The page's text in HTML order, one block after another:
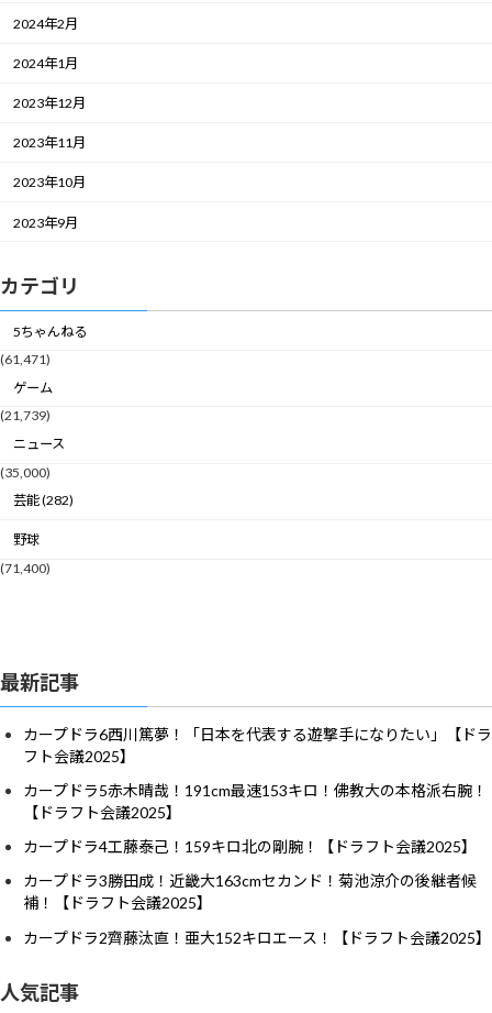
2024年2月
2024年1月
2023年12月
2023年11月
2023年10月
2023年9月
カテゴリ
5ちゃんねる
(61,471)
ゲーム
(21,739)
ニュース
(35,000)
芸能 (282)
野球
(71,400)
最新記事
カープドラ6西川篤夢！「日本を代表する遊撃手になりたい」【ドラ
フト会議2025】
カープドラ5赤木晴哉！191cm最速153キロ！佛教大の本格派右腕！
【ドラフト会議2025】
カープドラ4工藤泰己！159キロ北の剛腕！【ドラフト会議2025】
カープドラ3勝田成！近畿大163cmセカンド！菊池涼介の後継者候
補！【ドラフト会議2025】
カープドラ2齊藤汰直！亜大152キロエース！【ドラフト会議2025】
人気記事